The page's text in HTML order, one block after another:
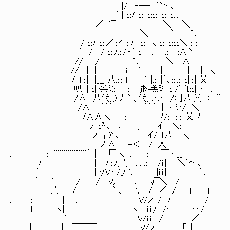
|/ -‐━‐-｀`～､
､丶｀ |.::.:/.::.::.::.::.::.::.::.::.....
／.:.:⌒＼.::|.::.::.::.::.::.::.:＼::.::.:＼
. :::.::.::.::.::.::. ＿|.:::.＼.::.::.::.::.:.＼.::.:::`､
/.::.:/.::.::／.::へ:|/.:.::.::.＼.::.::.::.::.:.＼.::.:::.
′:/.::.:/.::.::/.::/Y＾.::. ＼.:.＼.::.::.::∧:＼:.
//.::.::.:/.::.::.:.::.: |┴`､.::.::.::＼.:.＼.::.:∧.:: ＼
//.::.:|..::|..::.::.::|.::.:|:i `､.::..:::.:|＼.::.::.::.:|.:::.::|. ＼
/: l ::|.:.:|___.:八.:::|:l `､|.::.:|｀､:::|.::.::.|.::|.:乂
叭. |.::.|r尖ミ: ＼l: j抖羔ミ :.:/⌒l.::.| ト＼
/∧ . 八代;;;) ﾉ. ＼ 代;;ジノ |/( ].八.乂 ) ｀¨´
/∧.:l.: ｀｀｀ ´´´ | r_シ/| ＼|
./∧∧＼ ; ﾉ/:|: : :| 乂 ﾉ
ﾉ: 込､ ， , .ｲ : |＼:|
￣ノ.:┌)>｡ イ/. l:八 ＼
_ノ ∧. . >-＜. . /|:.人
. . : ¨¨¨¨¨¨¨¨´ :| 厂＼. .. . . . :| | ￣＼__
/ ＼ | /i:i/, ‘,. . . . .: | /i:| ＼`～､
. ′ | :/Vi:i:/,/ '， |:|i:i:| ￣￣ `､
_｀ ‘, ./ ./ V／ '， √＼ /
.‘, / .＼ '， / ／ / l l
. : .:| ／ .＼--V/／:/ / ＼| ／:/
. l ＼|._-￣ .＼--i:i:/ /: |: : /
.. l ′ V/i:i:| :/ _／
| :| ￣￣￣ V/:ﾉ 「| ||: